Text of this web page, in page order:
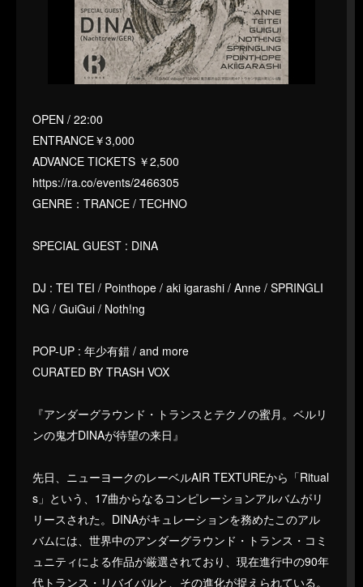
OPEN / 22:00
ENTRANCE￥3,000
ADVANCE TICKETS ￥2,500
https://ra.co/events/2466305
GENRE：TRANCE / TECHNO
SPECIAL GUEST : DINA
DJ : TEI TEI / Pointhope / aki igarashi / Anne / SPRINGLI
NG / GuiGui / Noth!ng
POP-UP : 年少有錯 / and more
CURATED BY TRASH VOX
『アンダーグラウンド・トランスとテクノの蜜月。ベルリ
ンの鬼才DINAが待望の来日』
先日、ニューヨークのレーベルAIR TEXTUREから「Ritual
s」という、17曲からなるコンピレーションアルバムがリ
リースされた。DINAがキュレーションを務めたこのアル
バムには、世界中のアンダーグラウンド・トランス・コミ
ュニティによる作品が厳選されており、現在進行中の90年
代トランス・リバイバルと、その進化が捉えられている。